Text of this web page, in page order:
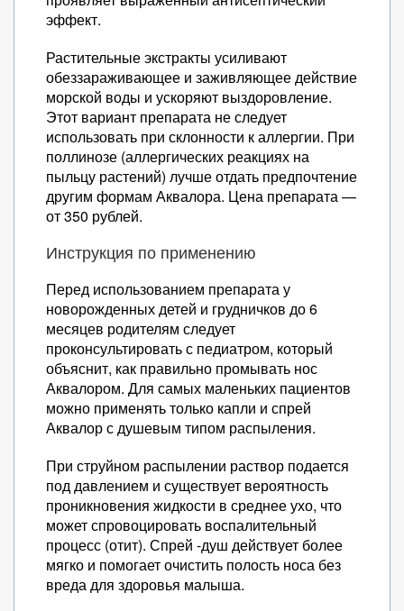
эффект.
Растительные экстракты усиливают
обеззараживающее и заживляющее действие
морской воды и ускоряют выздоровление.
Этот вариант препарата не следует
использовать при склонности к аллергии. При
поллинозе (аллергических реакциях на
пыльцу растений) лучше отдать предпочтение
другим формам Аквалора. Цена препарата —
от 350 рублей.
Инструкция по применению
Перед использованием препарата у
новорожденных детей и грудничков до 6
месяцев родителям следует
проконсультировать с педиатром, который
объяснит, как правильно промывать нос
Аквалором. Для самых маленьких пациентов
можно применять только капли и спрей
Аквалор с душевым типом распыления.
При струйном распылении раствор подается
под давлением и существует вероятность
проникновения жидкости в среднее ухо, что
может спровоцировать воспалительный
процесс (отит). Спрей -душ действует более
мягко и помогает очистить полость носа без
вреда для здоровья малыша.